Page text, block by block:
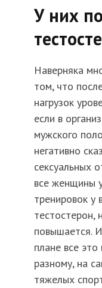
У них
Наверняка
том, что
нагрузок
если в
мужского
негативно
сексуальных
все женщины
тренировок у
тестостерон,
повышается.
плане все
разному, на
тяжелых